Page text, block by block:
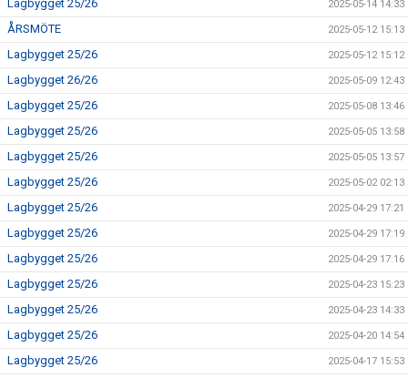
Lagbygget 25/26 2025-05-14 14:33
ÅRSMÖTE 2025-05-12 15:13
Lagbygget 25/26 2025-05-12 15:12
Lagbygget 26/26 2025-05-09 12:43
Lagbygget 25/26 2025-05-08 13:46
Lagbygget 25/26 2025-05-05 13:58
Lagbygget 25/26 2025-05-05 13:57
Lagbygget 25/26 2025-05-02 02:13
Lagbygget 25/26 2025-04-29 17:21
Lagbygget 25/26 2025-04-29 17:19
Lagbygget 25/26 2025-04-29 17:16
Lagbygget 25/26 2025-04-23 15:23
Lagbygget 25/26 2025-04-23 14:33
Lagbygget 25/26 2025-04-20 14:54
Lagbygget 25/26 2025-04-17 15:53